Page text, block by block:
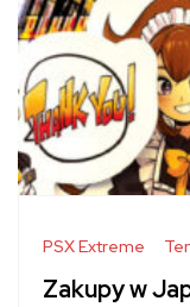
PSX Extreme
Zakupy w